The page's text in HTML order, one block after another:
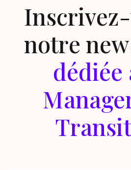
notre
dédiée